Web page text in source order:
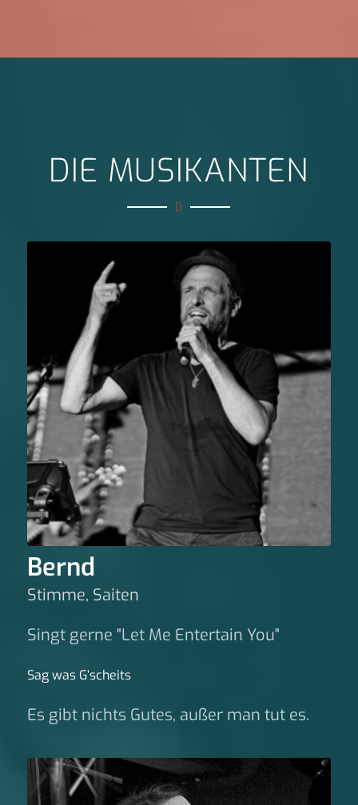
DIE MUSIKANTEN
Bernd
Stimme, Saiten
Singt gerne "Let Me Entertain You"
Sag was G‘scheits
Es gibt nichts Gutes, außer man tut es.